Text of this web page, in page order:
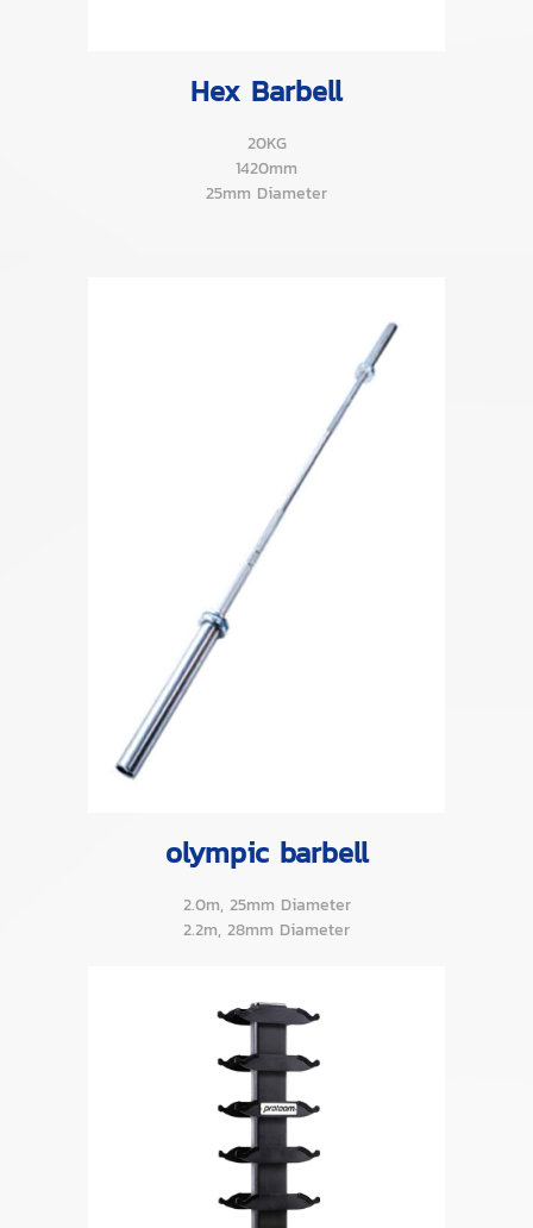
Hex Barbell
20KG
1420mm
25mm Diameter
olympic barbell
2.0m, 25mm Diameter
2.2m, 28mm Diameter